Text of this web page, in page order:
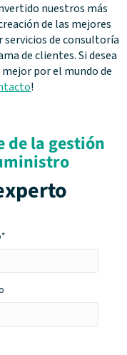
nuestros más
de las mejores
servicios de consultoría
de clientes. Si desea
por el mundo de
!
de la gestión